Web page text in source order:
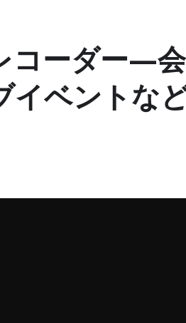
コーダー—
イベントな